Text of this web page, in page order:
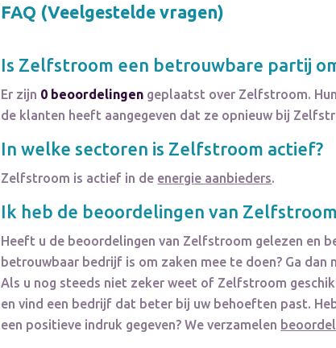
FAQ (Veelgestelde vragen)
Is Zelfstroom een betrouwbare partij
Er zijn 0 beoordelingen geplaatst over Zelfstroom.
de klanten heeft aangegeven dat ze opnieuw bij
In welke sectoren is Zelfstroom actief?
Zelfstroom is actief in de energie aanbieders.
Ik heb de beoordelingen van Zelfstroom
Heeft u de beoordelingen van Zelfstroom gelezen en
betrouwbaar bedrijf is om zaken mee te doen? Ga
Als u nog steeds niet zeker weet of Zelfstroom
en vind een bedrijf dat beter bij uw behoeften past.
een positieve indruk gegeven? We verzamelen